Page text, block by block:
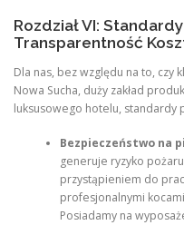
Rozdział VI:
Transparentność
Dla nas, bez względu na to, czy
Nowa Sucha, duży zakład
luksusowego hotelu, standardy
Bezpieczeństwo na
generuje ryzyko
przystąpieniem do
profesjonalnymi
Posiadamy na